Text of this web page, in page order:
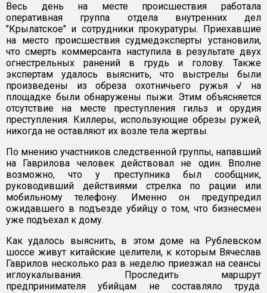
Весь день на месте происшествия работала
оперативная группа отдела внутренних дел
"Крылатское" и сотрудники прокуратуры. Приехавшие
на место происшествия судмедэксперты установили,
что смерть коммерсанта наступила в результате двух
огнестрельных ранений в грудь и голову. Также
экспертам удалось выяснить, что выстрелы были
произведены из обреза охотничьего ружья √ на
площадке были обнаружены пыжи. Этим объясняется
отсутствие на месте преступления гильз и орудия
преступления. Киллеры, использующие обрезы ружей,
никогда не оставляют их возле тела жертвы.
По мнению участников следственной группы, напавший
на Гаврилова человек действовал не один. Вполне
возможно, что у преступника был сообщник,
руководивший действиями стрелка по рации или
мобильному телефону. Именно он предупредил
ожидавшего в подъезде убийцу о том, что бизнесмен
уже подъехал к дому.
Как удалось выяснить, в этом доме на Рублевском
шоссе живут китайские целители, к которым Вячеслав
Гаврилов несколько раз в неделю приезжал на сеансы
иглоукалывания. Проследить маршрут
предпринимателя убийцам не составляло труда.